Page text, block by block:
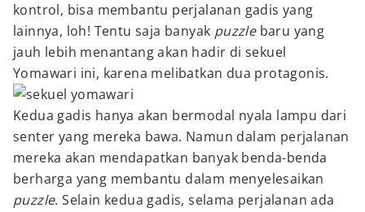
kontrol, bisa membantu perjalanan gadis yang
lainnya, loh! Tentu saja banyak puzzlebaru yang
jauh lebih menantang akan hadir di sekuel
Yomawari ini, karena melibatkan dua protagonis.
Kedua gadis hanya akan bermodal nyala lampu dari
senter yang mereka bawa. Namun dalam perjalanan
mereka akan mendapatkan banyak benda-benda
berharga yang membantu dalam menyelesaikan
puzzle. Selain kedua gadis, selama perjalanan ada